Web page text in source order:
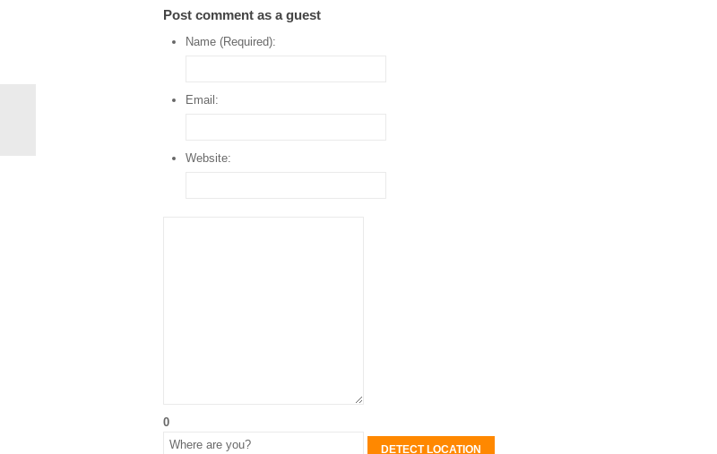
Post comment as a guest
Name (Required):
Email:
Website:
0
DETECT LOCATION